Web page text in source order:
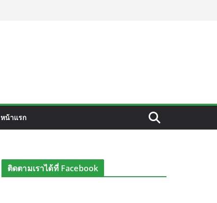
หน้าแรก
ติดตามเราได้ที่ Facebook